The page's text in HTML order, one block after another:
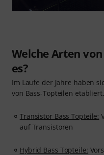
Welche Arten
es?
Im Laufe der Jahre haben
von Bass-Topteilen etabliert.
Transistor Bass Topteile:
auf Transistoren
Hybrid Bass Topteile: